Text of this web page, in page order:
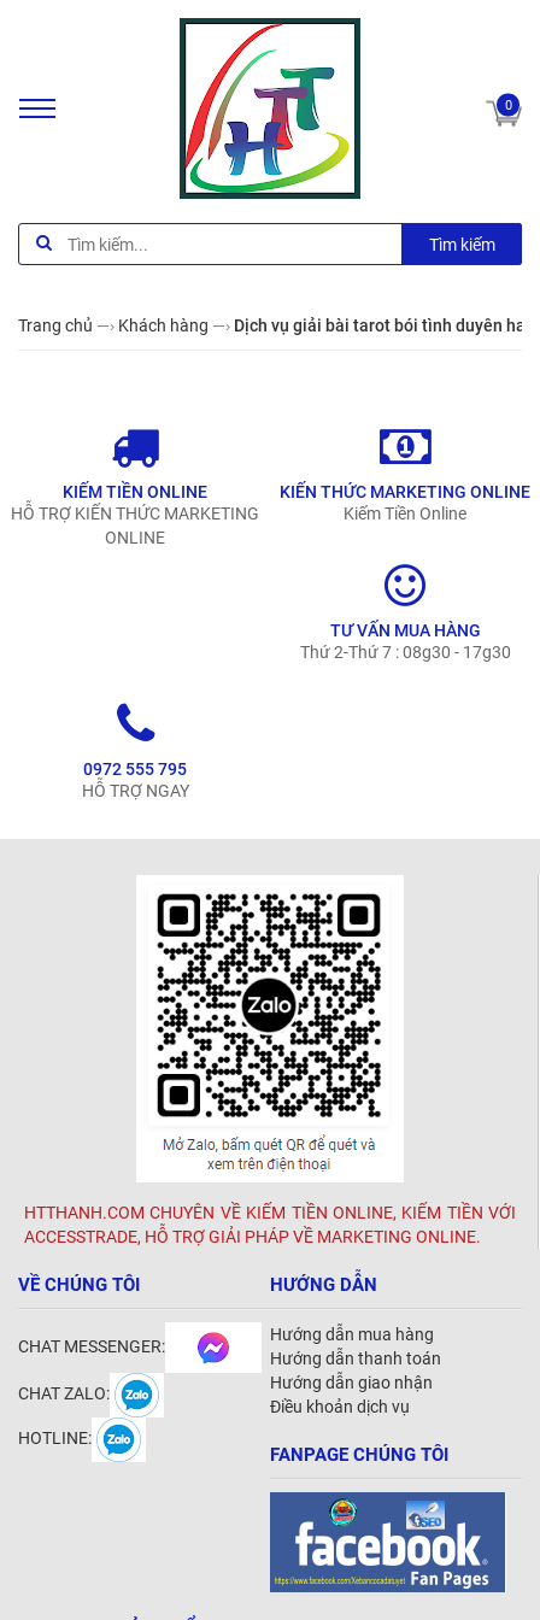
0
Tìm kiếm
Trang chủ —› Khách hàng —› Dịch vụ giải bài tarot bói tình duyên hay
KIẾM TIỀN ONLINE
HỖ TRỢ KIẾN THỨC MARKETING
ONLINE
KIẾN THỨC MARKETING ONLINE
Kiếm Tiền Online
TƯ VẤN MUA HÀNG
Thứ 2-Thứ 7 : 08g30 - 17g30
0972 555 795
HỖ TRỢ NGAY
HTTHANH.COM CHUYÊN VỀ KIẾM TIỀN ONLINE, KIẾM TIỀN VỚI
ACCESSTRADE, HỖ TRỢ GIẢI PHÁP VỀ MARKETING ONLINE.
VỀ CHÚNG TÔI
CHAT MESSENGER:
CHAT ZALO:
HOTLINE:
HƯỚNG DẪN
Hướng dẫn mua hàng
Hướng dẫn thanh toán
Hướng dẫn giao nhận
Điều khoản dịch vụ
FANPAGE CHÚNG TÔI